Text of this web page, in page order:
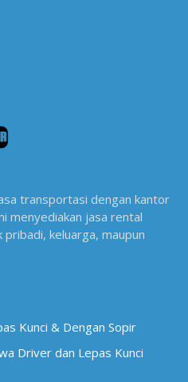
transportasi dengan kantor
menyediakan jasa rental
keluarga, maupun
Kunci & Dengan Sopir
Driver dan Lepas Kunci